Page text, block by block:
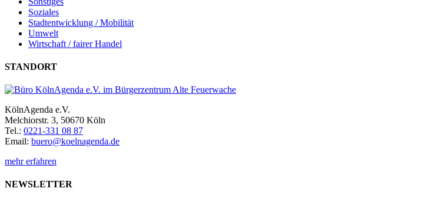
Soziales
Stadtentwicklung / Mobilität
Umwelt
Wirtschaft / fairer Handel
STANDORT
KölnAgenda e.V.
Melchiorstr. 3, 50670 Köln
Tel.: 0221-331 08 87
Email: buero@koelnagenda.de
mehr erfahren
NEWSLETTER